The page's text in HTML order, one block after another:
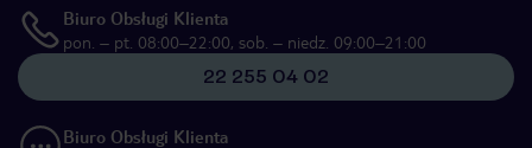
Biuro Obsługi Klienta
pon. – pt. 08:00–22:00, sob. – niedz. 09:00–21:00
22 255 04 02
Biuro Obsługi Klienta